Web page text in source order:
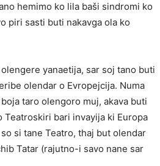
hemimo ko lila baši sindromi ko
piri sasti buti nakavga ola ko
yanaetija, sar soj tano buti
olendar o Evropejcija. Numa
taro olengoro muj, akava buti
bari invayija ki Europa
si tane Teatro, thaj but olendar
Tatar (rajutno-i savo nane sar